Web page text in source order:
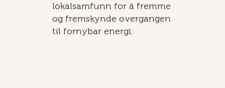
lokalsamfunn for å fremme
og fremskynde overgangen
til fornybar energi.